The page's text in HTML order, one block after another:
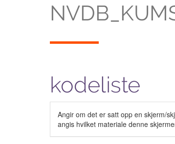
kodeliste
Angir om det er satt opp en skjerm/
angis hvilket materiale denne